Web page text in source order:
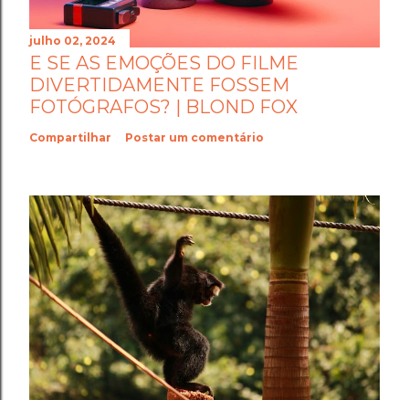
julho 02, 2024
E SE AS EMOÇÕES DO FILME
DIVERTIDAMENTE FOSSEM
FOTÓGRAFOS? | BLOND FOX
Compartilhar Postar um comentário